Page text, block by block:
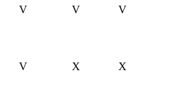
V V V
V X X